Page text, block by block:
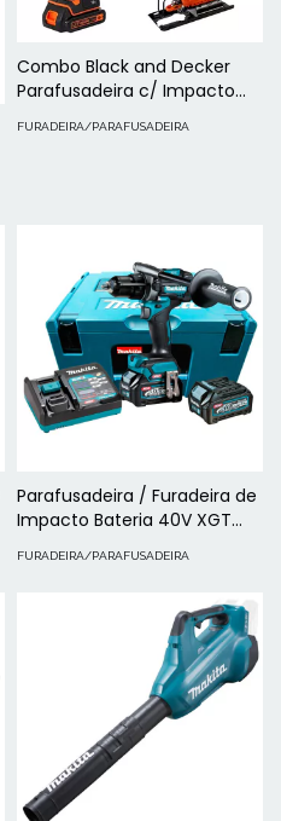
Combo Black and Decker
Parafusadeira c/ Impacto
FURADEIRA/PARAFUSADEIRA
Parafusadeira / Furadeira de
Impacto Bateria 40V XGT
FURADEIRA/PARAFUSADEIRA